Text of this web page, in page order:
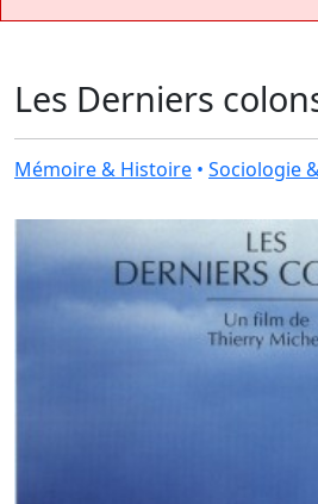
Les Derniers
Mémoire & Histoire • Sociologie